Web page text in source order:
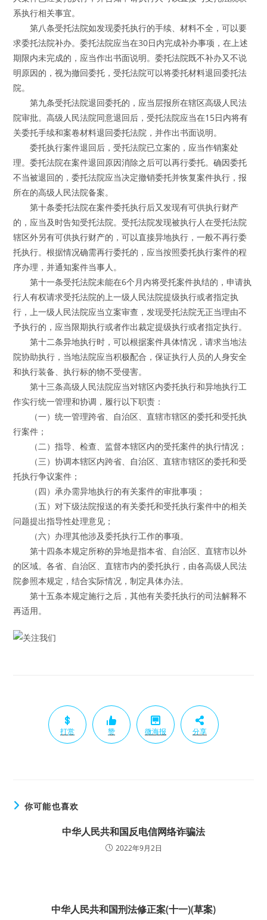
系执行相关事宜。
第八条受托法院如发现委托执行的手续、材料不全，可以要
求委托法院补办。委托法院应当在30日内完成补办事项，在上述
期限内未完成的，应当作出书面说明。委托法院既不补办又不说
明原因的，视为撤回委托，受托法院可以将委托材料退回委托法
院。
第九条受托法院退回委托的，应当层报所在辖区高级人民法
院审批。高级人民法院同意退回后，受托法院应当在15日内将有
关委托手续和案卷材料退回委托法院，并作出书面说明。
委托执行案件退回后，受托法院已立案的，应当作销案处
理。委托法院在案件退回原因消除之后可以再行委托。确因委托
不当被退回的，委托法院应当决定撤销委托并恢复案件执行，报
所在的高级人民法院备案。
第十条委托法院在案件委托执行后又发现有可供执行财产
的，应当及时告知受托法院。受托法院发现被执行人在受托法院
辖区外另有可供执行财产的，可以直接异地执行，一般不再行委
托执行。根据情况确需再行委托的，应当按照委托执行案件的程
序办理，并通知案件当事人。
第十一条受托法院未能在6个月内将受托案件执结的，申请执
行人有权请求受托法院的上一级人民法院提级执行或者指定执
行，上一级人民法院应当立案审查，发现受托法院无正当理由不
予执行的，应当限期执行或者作出裁定提级执行或者指定执行。
第十二条异地执行时，可以根据案件具体情况，请求当地法
院协助执行，当地法院应当积极配合，保证执行人员的人身安全
和执行装备、执行标的物不受侵害。
第十三条高级人民法院应当对辖区内委托执行和异地执行工
作实行统一管理和协调，履行以下职责：
（一）统一管理跨省、自治区、直辖市辖区的委托和受托执
行案件；
（二）指导、检查、监督本辖区内的受托案件的执行情况；
（三）协调本辖区内跨省、自治区、直辖市辖区的委托和受
托执行争议案件；
（四）承办需异地执行的有关案件的审批事项；
（五）对下级法院报送的有关委托和受托执行案件中的相关
问题提出指导性处理意见；
（六）办理其他涉及委托执行工作的事项。
第十四条本规定所称的异地是指本省、自治区、直辖市以外
的区域。各省、自治区、直辖市内的委托执行，由各高级人民法
院参照本规定，结合实际情况，制定具体办法。
第十五条本规定施行之后，其他有关委托执行的司法解释不
再适用。
打赏 赞 微海报 分享
你可能也喜欢
中华人民共和国反电信网络诈骗法
2022年9月2日
中华人民共和国刑法修正案(十一)(草案)